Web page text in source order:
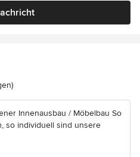
5 von 5 Sternen
Innenausbau / Möbelbau So
so individuell sind unsere